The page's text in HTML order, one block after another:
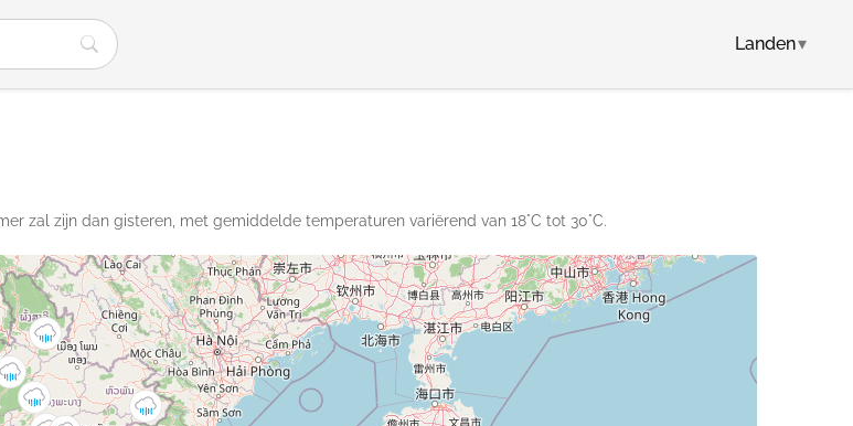
Landen▾
zal zijn dan gisteren, met gemiddelde temperaturen variërend van 18°C tot 30°C.